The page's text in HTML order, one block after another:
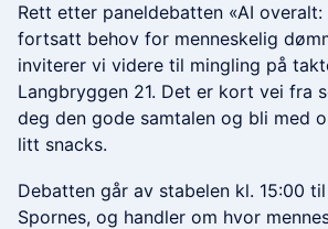
Rett etter paneldebatten «AI
fortsatt behov for menneskelig
inviterer vi videre til mingling på
Langbryggen 21. Det er kort vei fra
deg den gode samtalen og bli med
litt snacks.
Debatten går av stabelen kl. 15:00
Spornes, og handler om hvor